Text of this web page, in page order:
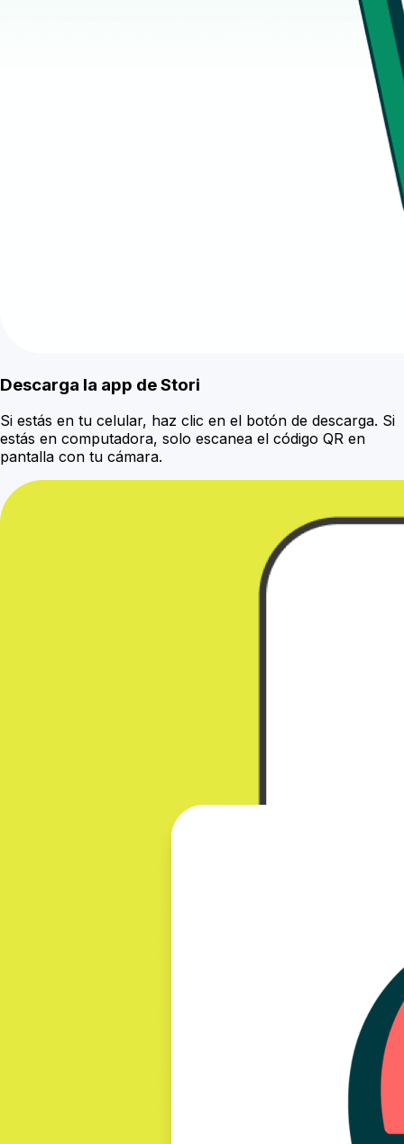
Descarga la app de Stori
Si estás en tu celular, haz clic en el botón de descarga. Si
estás en computadora, solo escanea el código QR en
pantalla con tu cámara.